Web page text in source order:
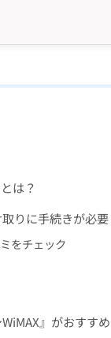
は？
りに手続きが必要
をチェック
』がおすすめ